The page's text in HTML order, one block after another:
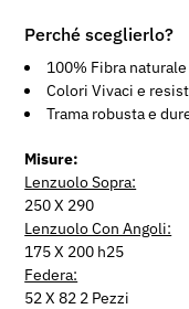
Perché sceglierlo?
100% Fibra
Colori Vivaci e
Trama robusta e
Misure:
Lenzuolo Sopra:
250 X 290
Lenzuolo Con Angoli:
175 X 200 h25
Federa:
52 X 82 2 Pezzi